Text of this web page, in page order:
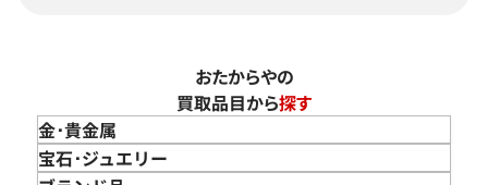
おたからやの
買取品目から探す
金･貴金属
金 買取
宝石･ジュエリー